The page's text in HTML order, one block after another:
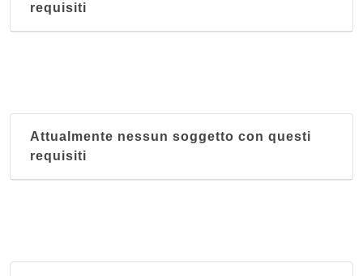
requisiti
Attualmente nessun soggetto con questi
requisiti